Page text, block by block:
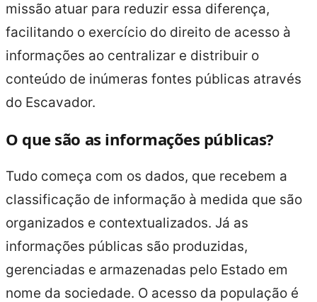
missão atuar para reduzir essa diferença,
facilitando o exercício do direito de acesso à
informações ao centralizar e distribuir o
conteúdo de inúmeras fontes públicas através
do Escavador.
O que são as informações públicas?
Tudo começa com os dados, que recebem a
classificação de informação à medida que são
organizados e contextualizados. Já as
informações públicas são produzidas,
gerenciadas e armazenadas pelo Estado em
nome da sociedade. O acesso da população é